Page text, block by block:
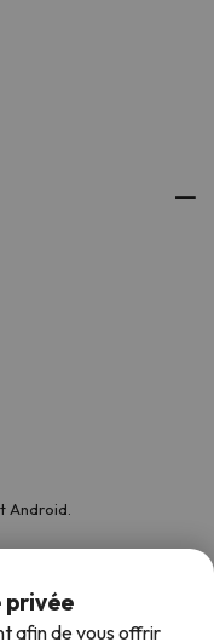
Android.
privée
afin de vous offrir